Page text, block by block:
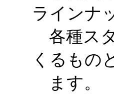
ラインナ
各種ス
くるもの
ます。